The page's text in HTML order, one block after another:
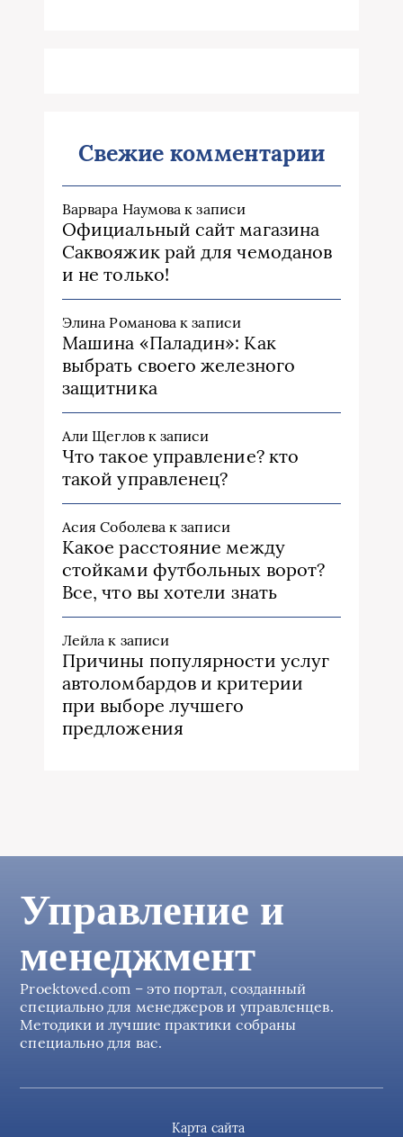
Свежие комментарии
Варвара Наумова к записи
Официальный сайт магазина
Саквояжик рай для чемоданов
и не только!
Элина Романова к записи
Машина «Паладин»: Как
выбрать своего железного
защитника
Али Щегловк записи
Что такое управление? кто
такой управленец?
Асия Соболева к записи
Какое расстояние между
стойками футбольных ворот?
Все, что вы хотели знать
Лейла к записи
Причины популярности услуг
автоломбардов и критерии
при выборе лучшего
предложения
Управление и
менеджмент
Proektoved.com – это портал, созданный
специально для менеджеров и управленцев.
Методики и лучшие практики собраны
специально для вас.
Карта сайта